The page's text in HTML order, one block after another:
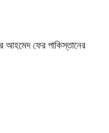
আহমেদ ফের পাকিস্তানের